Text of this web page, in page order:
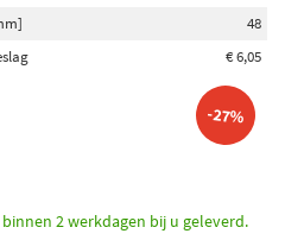
48
€ 6,05
-27%
2 werkdagen bij u geleverd.